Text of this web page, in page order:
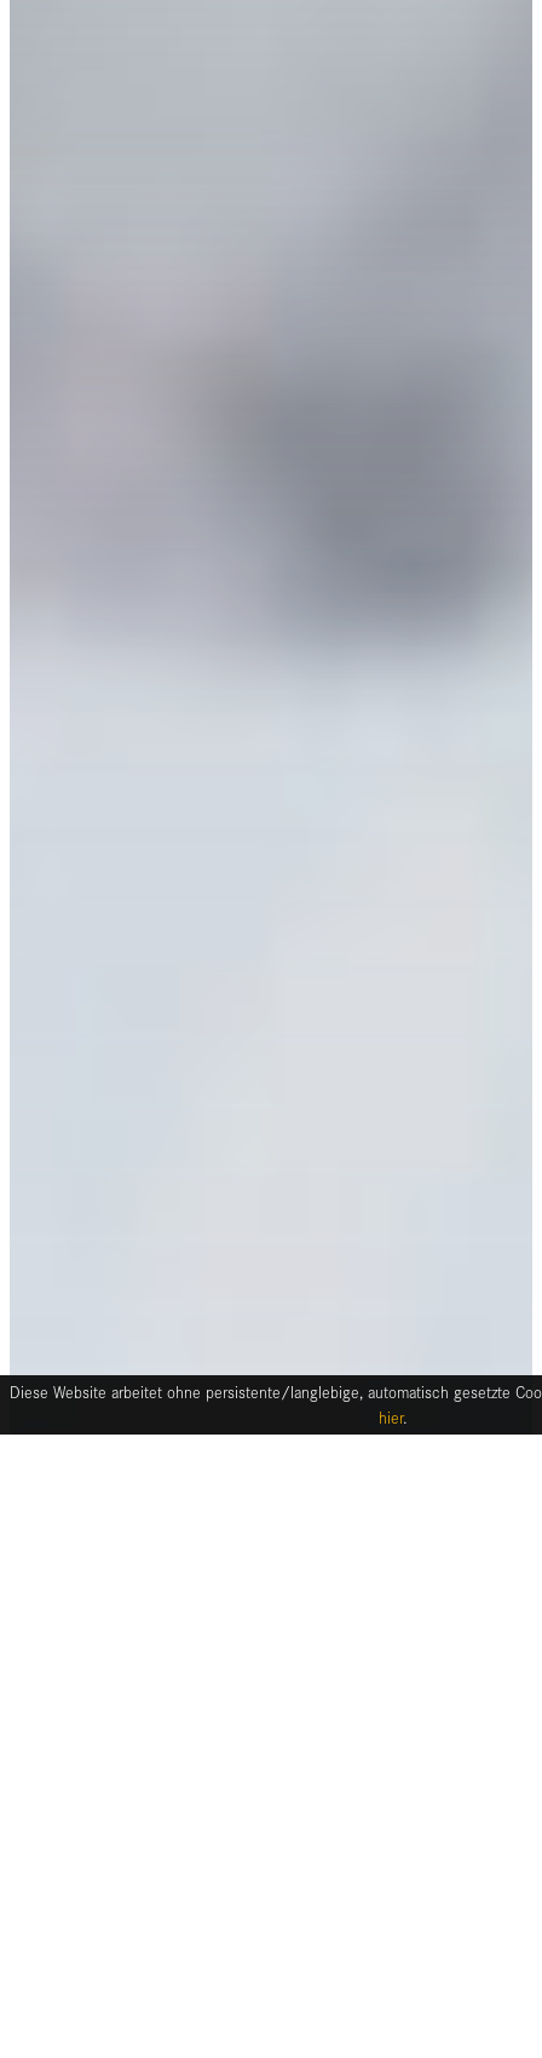
Diese Website arbeitet ohne persistente/langlebige, automatisch gesetzte
hier.